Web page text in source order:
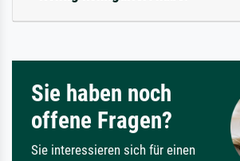
Sie haben noch
offene Fragen?
Sie interessieren sich für einen